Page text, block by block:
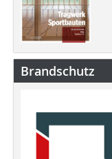
Brandschutz